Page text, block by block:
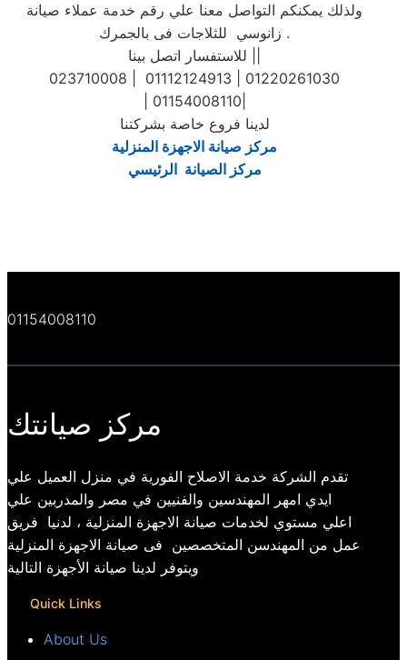
ولذلك يمكنكم التواصل معنا علي رقم خدمة عملاء صيانة
زانوسي للثلاجات فى بالجمرك .
023710008 | 01112124913 | 01220261030
| 01154008110|
لدينا فروع خاصة بشركتنا
مركز صيانة الاجهزة المنزلية
مركز الصيانة الرئيسي
01154008110
مركز صيانتك
تقدم الشركة خدمة الاصلاح الفورية في منزل العميل علي
ايدي امهر المهندسين والفنيين في مصر والمدربين علي
اعلي مستوي لخدمات صيانة الاجهزة المنزلية ، لدنيا فريق
عمل من المهندسن المتخصصين فى صيانة الاجهزة المنزلية
ويتوفر لدينا صيانة الأجهزة التالية
Quick Links
About Us